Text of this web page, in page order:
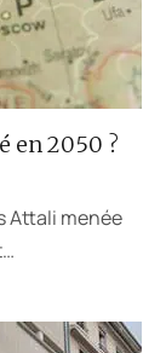
en 2050 ?
Attali menée